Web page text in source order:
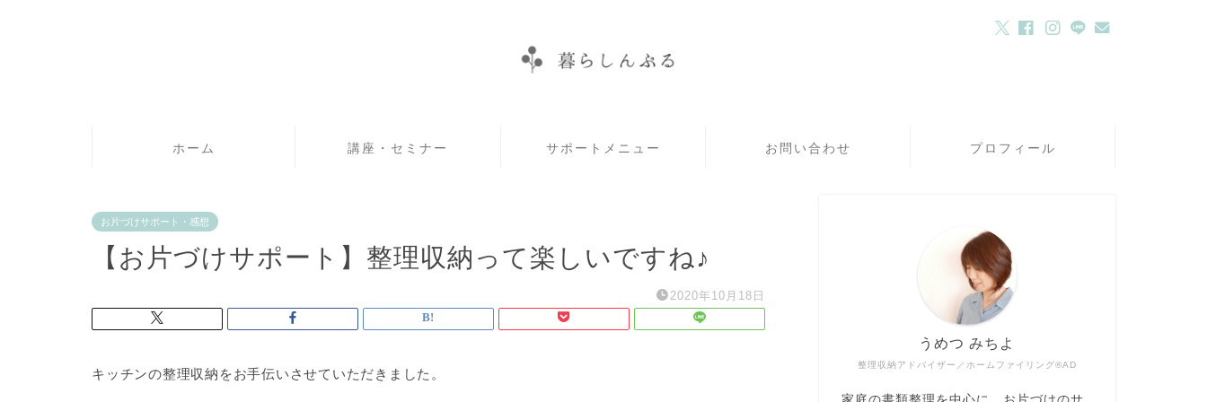
ホーム 講座・セミナー サポートメニュー お問い合わせ プロフィール
お片づけサポート・感想
【お片づけサポート】整理収納って楽しいですね♪
2020年10月18日
キッチンの整理収納をお手伝いさせていただきました。
整理収納アドバイザー／ホームファイリング®AD
うめつ みちよ